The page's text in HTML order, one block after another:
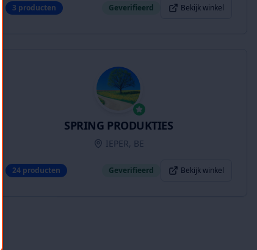
3 producten Geverifieerd Bekijk winkel
SPRING PRODUKTIES
IEPER, BE
24 producten Geverifieerd Bekijk winkel